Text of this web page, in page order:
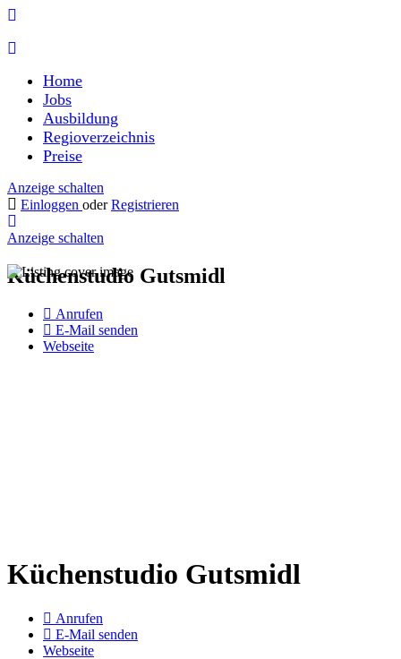
Home
Jobs
Ausbildung
Regioverzeichnis
Preise
Anzeige schalten
Einloggen oder Registrieren
Anzeige schalten
Küchenstudio Gutsmidl
Anrufen
E-Mail senden
Webseite
Küchenstudio Gutsmidl
Anrufen
E-Mail senden
Webseite